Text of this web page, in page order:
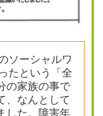
ソーシャルワ
たという「全
の家族の事で
、なんとして
した。障害年